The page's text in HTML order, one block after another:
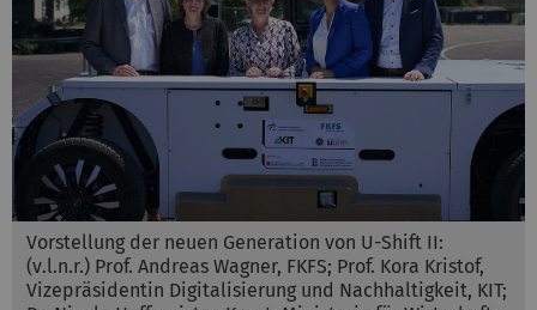
Vorstellung der neuen Generation von U-Shift II:
(v.l.n.r.) Prof. Andreas Wagner, FKFS; Prof. Kora Kristof,
Vizepräsidentin Digitalisierung und Nachhaltigkeit, KIT;